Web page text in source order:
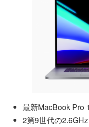
最新MacBook Pro
2第9世代の